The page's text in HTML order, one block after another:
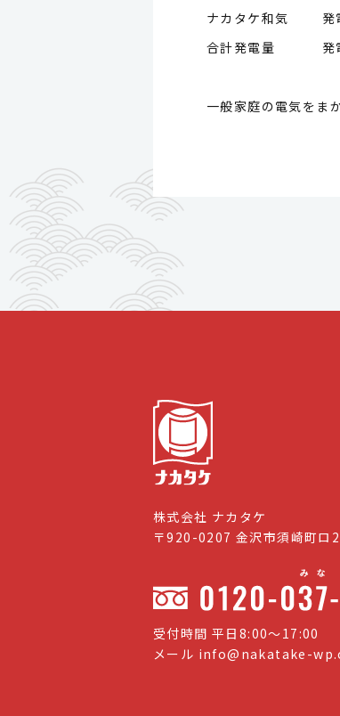
ナカタケ和気 発
合計発電量 発
一般家庭の電気をま
株式会社 ナカタケ
〒920-0207 金沢市須崎町ロ
受付時間 平日8:00〜17:00
メール info@nakatake-